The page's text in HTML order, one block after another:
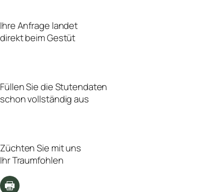
Ihre Anfrage landet
direkt beim Gestüt
Füllen Sie die Stutendaten
schon vollständig aus
Züchten Sie mit uns
Ihr Traumfohlen